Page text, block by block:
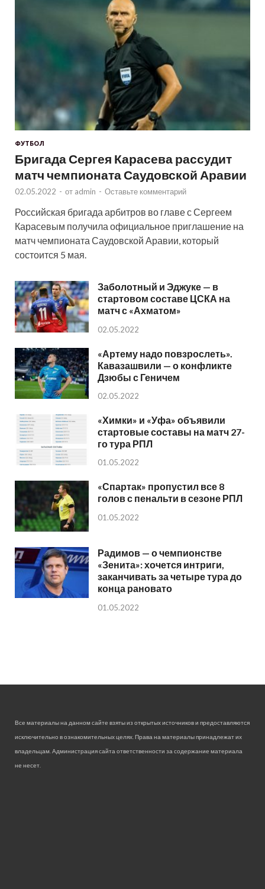
ФУТБОЛ
Бригада Сергея Карасева рассудит
матч чемпионата Саудовской Аравии
02.05.2022 - от admin - Оставьте комментарий
Российская бригада арбитров во главе с Сергеем
Карасевым получила официальное приглашение на
матч чемпионата Саудовской Аравии, который
состоится 5 мая.
Заболотный и Эджуке — в
стартовом составе ЦСКА на
матч с «Ахматом»
02.05.2022
«Артему надо повзрослеть».
Кавазашвили — о конфликте
Дзюбы с Геничем
02.05.2022
«Химки» и «Уфа» объявили
стартовые составы на матч 27-
го тура РПЛ
01.05.2022
«Спартак» пропустил все 8
голов с пенальти в сезоне РПЛ
01.05.2022
Радимов — о чемпионстве
«Зенита»: хочется интриги,
заканчивать за четыре тура до
конца рановато
01.05.2022
Все материалы на данном сайте взяты из открытых источников и предоставляются
исключительно в ознакомительных целях. Права на материалы принадлежат их
владельцам. Администрация сайта ответственности за содержание материала
не несет.